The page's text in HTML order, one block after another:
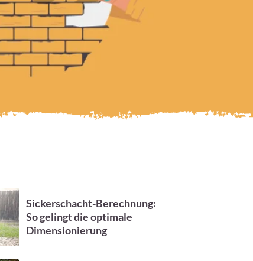
Sickerschacht-Berechnung:
So gelingt die optimale
Dimensionierung